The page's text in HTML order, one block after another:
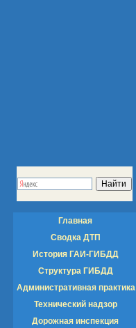
Главная
Сводка ДТП
История ГАИ-ГИБДД
Структура ГИБДД
Административная практика
Технический надзор
Дорожная инспекция